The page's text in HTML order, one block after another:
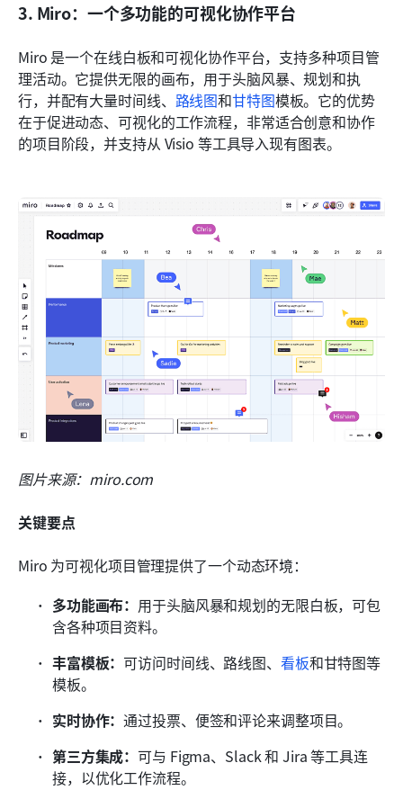
3. Miro：一个多功能的可视化协作平台
Miro 是一个在线白板和可视化协作平台，支持多种项目管
理活动。它提供无限的画布，用于头脑风暴、规划和执
行，并配有大量时间线、 路线图和甘特图模板。它的优势
在于促进动态、可视化的工作流程，非常适合创意和协作
的项目阶段，并支持从 Visio 等工具导入现有图表。
图片来源：miro.com
关键要点
Miro 为可视化项目管理提供了一个动态环境：
多功能画布： 用于头脑风暴和规划的无限白板，可包
含各种项目资料。
丰富模板： 可访问时间线、路线图、 看板和甘特图等
模板。
实时协作：通过投票、便签和评论来调整项目。
第三方集成： 可与 Figma、Slack 和 Jira 等工具连
接，以优化工作流程。